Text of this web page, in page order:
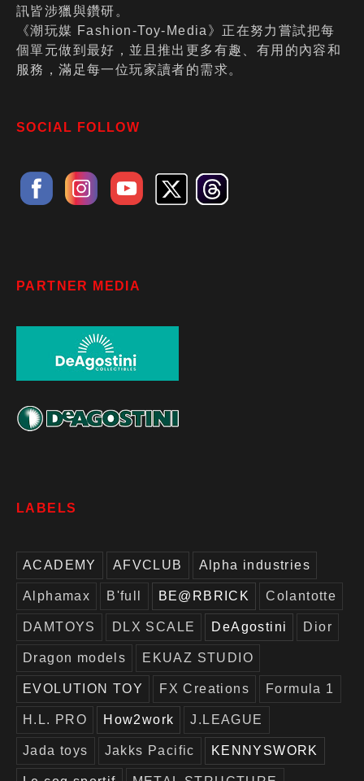
訊皆涉獵與鑽研。
《潮玩媒 Fashion-Toy-Media》正在努力嘗試把每
個單元做到最好，並且推出更多有趣、有用的內容和
服務，滿足每一位玩家讀者的需求。
SOCIAL FOLLOW
PARTNER MEDIA
LABELS
ACADEMY AFVCLUB Alpha industries
Alphamax B'full BE@RBRICK Colantotte
DAMTOYS DLX SCALE DeAgostini Dior
Dragon models EKUAZ STUDIO
EVOLUTION TOY FX Creations Formula 1
H.L. PRO How2work J.LEAGUE
Jada toys Jakks Pacific KENNYSWORK